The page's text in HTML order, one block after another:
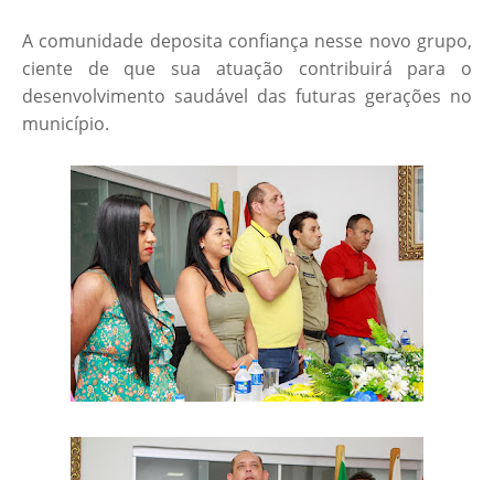
A comunidade deposita confiança nesse novo grupo,
ciente de que sua atuação contribuirá para o
desenvolvimento saudável das futuras gerações no
município.